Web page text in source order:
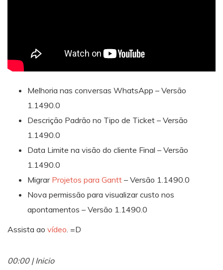
Melhoria nas conversas WhatsApp – Versão
1.1490.0
Descrição Padrão no Tipo de Ticket – Versão
1.1490.0
Data Limite na visão do cliente Final – Versão
1.1490.0
Migrar Projetos para Gantt – Versão 1.1490.0
Nova permissão para visualizar custo nos
apontamentos – Versão 1.1490.0
Assista ao vídeo. =D
00:00 | Inicio